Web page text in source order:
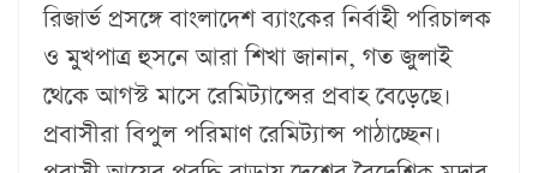
রিজার্ভ প্রসঙ্গে বাংলাদেশ ব্যাংকের নির্বাহী পরিচালক
ও মুখপাত্র হুসনে আরা শিখা জানান, গত জুলাই
থেকে আগস্ট মাসে রেমিট্যান্সের প্রবাহ বেড়েছে।
প্রবাসীরা বিপুল পরিমাণ রেমিট্যান্স পাঠাচ্ছেন।